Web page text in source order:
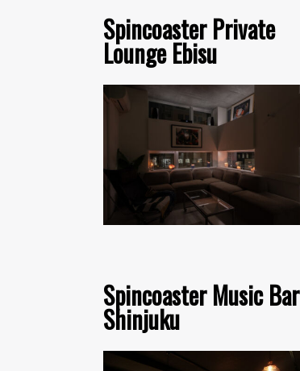
Spincoaster Private
Lounge Ebisu
Spincoaster Music Bar
Shinjuku